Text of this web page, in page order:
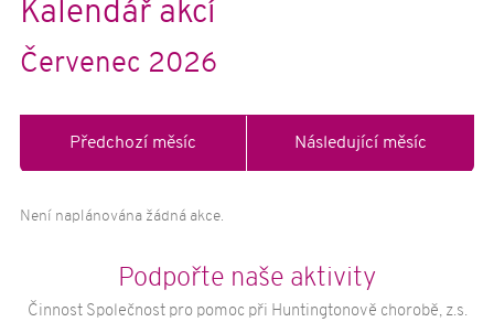
Kalendář akcí
Červenec 2026
Předchozí měsíc Následující měsíc
Není naplánována žádná akce.
O společnosti
Členství
Stanovy
Huntingtonova choroba
Podpořte naše aktivity
Činnost Společnost pro pomoc při Huntingtonově chorobě, z.s.